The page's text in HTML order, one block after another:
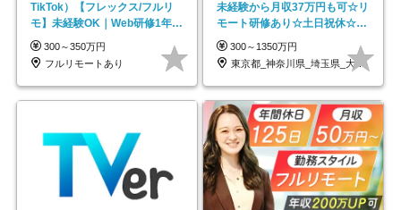
TikTok）【フレックス/フルリ
モ】未経験OK｜Web研修1年間
｜副業OK
300～350万円
フルリモートあり
未経験から月収37万円も可☆リ
モート研修あり☆土日祝休☆20
代～30代活躍/b
300～1350万円
東京都_神奈川県_埼玉県_大阪府_愛知県…